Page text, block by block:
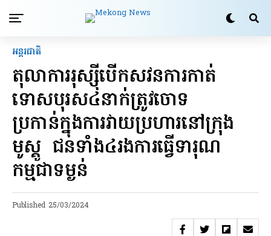
អន្តរជាតិ
តុលាការរុស្ស៊ីបើកសវនការកាត់
ទោសបុរស​៤​នាក់​ត្រូវ​ចោទ​
ប្រកាន់​ក្នុង​ការ​វាយ​ប្រហារ​នៅក្រុង
មូស្គូ ជនទាំង៤រងការ​ធ្វេីទារុណ
កម្មជាទម្ងន់
Published 25/03/2024